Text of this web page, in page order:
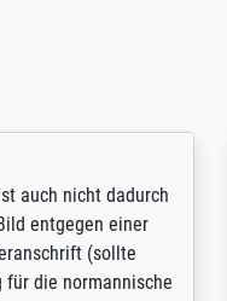
bei eher geringen
Sehr
Auftrag
geprüft und es